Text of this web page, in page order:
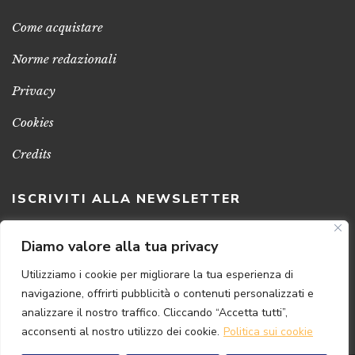
Diamo valore alla tua privacy
Utilizziamo i cookie per migliorare la tua esperienza di
navigazione, offrirti pubblicità o contenuti personalizzati e
analizzare il nostro traffico. Cliccando “Accetta tutti”,
acconsenti al nostro utilizzo dei cookie. Politica sui cookie
Come acquistare
Norme redazionali
Privacy
Cookies
Credits
ISCRIVITI ALLA NEWSLETTER
Clicca sul pulsante per ricevere le nostre ultime novità,
notizie e promozioni
ISCRIVITI ADESSO